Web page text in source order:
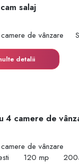
salaj
de vânzare
detalii
4 camere de
de vânzare
120 mp